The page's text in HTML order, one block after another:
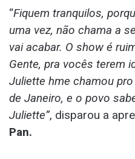
“Fiquem tranquilos,
uma vez, não chama a
vai acabar. O show é
Gente, pra vocês terem
Juliette hme chamou
de Janeiro, e o povo
Juliette”, disparou a
Pan.